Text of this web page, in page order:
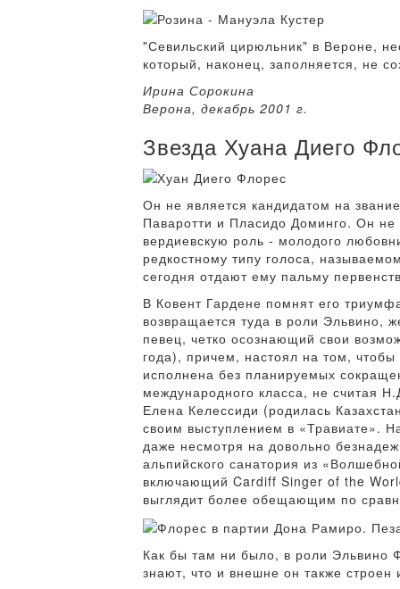
"Севильский цирюльник" в Вероне,
который, наконец, заполняется, не
Ирина Сорокина
Верона, декабрь 2001 г.
Звезда Хуана Диего
Он не является кандидатом на
Паваротти и Пласидо Доминго. Он не
вердиевскую роль - молодого
редкостному типу голоса,
сегодня отдают ему пальму
В Ковент Гардене помнят его
возвращается туда в роли Эльвино,
певец, четко осознающий свои
года), причем, настоял на том,
исполнена без планируемых
международного класса, не считая
Елена Келессиди (родилась
своим выступлением в «Травиате».
даже несмотря на довольно
альпийского санатория из
включающий Cardiff Singer of the
выглядит более обещающим по
Как бы там ни было, в роли Эльвино
знают, что и внешне он также строен